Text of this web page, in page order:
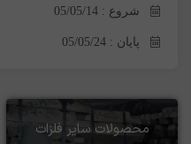
شروع : 05/05/14
پایان : 05/05/24
محصولات سایر فلزات